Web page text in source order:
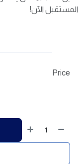
المستقبل الآن!
Price